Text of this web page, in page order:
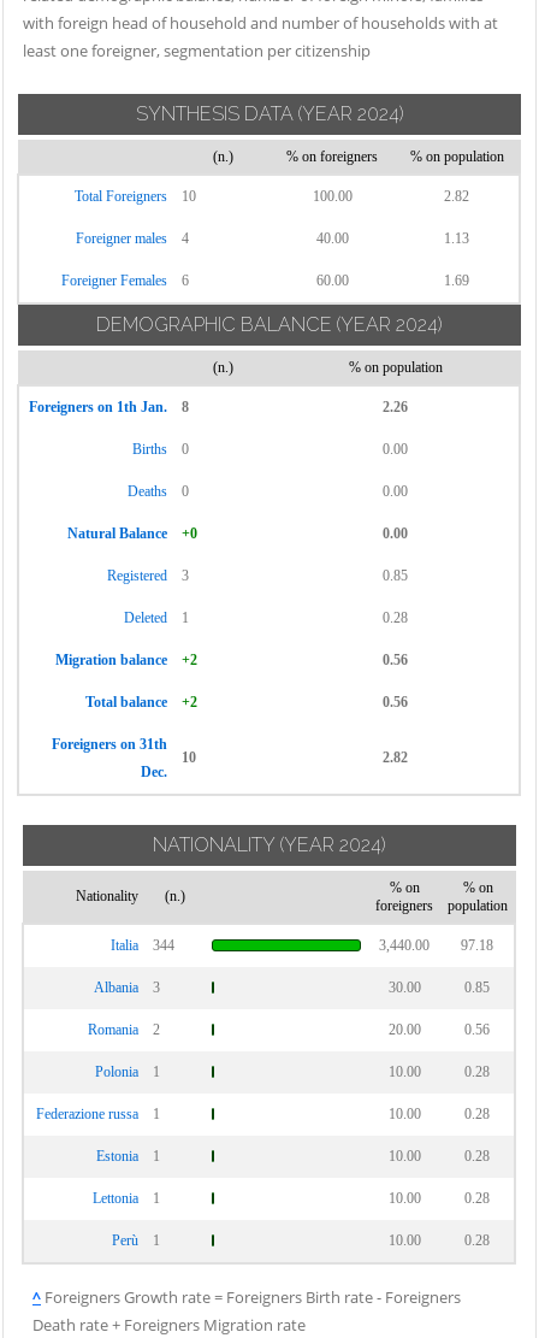
Carbonate
Caslino d'Erba
Casnate con
Cassina Rizzardi
Castelmarte
Bozzente
Cerano d'Intelvi
Claino con
Colonno
Locate Varesino
Lomazzo
Longone al
Segrino
Lurago d'Erba
Lurago Marinone
Lurate Caccivio
Magreglio
Mariano
Comense
Maslianico
Menaggio
Montano Lucino
Montemezzo
Sorico
Sormano
Stazzona
Tavernerio
Torno
Tremezzina
Trezzone
Turate
Uggiate con
Ronago
with foreign head of household and number of households with at
least one foreigner, segmentation per citizenship
SYNTHESIS DATA (YEAR 2024)
(n.) % on foreigners % on population
Total Foreigners 10 100.00 2.82
Foreigner males 4 40.00 1.13
Foreigner Females 6 60.00 1.69
DEMOGRAPHIC BALANCE (YEAR 2024)
(n.) % on population
Foreigners on 1th Jan. 8 2.26
Births 0 0.00
Deaths 0 0.00
Natural Balance +0 0.00
Registered 3 0.85
Deleted 1 0.28
Migration balance +2 0.56
Total balance +2 0.56
Foreigners on 31th
Dec.
10 2.82
NATIONALITY (YEAR 2024)
Nationality (n.)
% on
foreigners
% on
population
Italia 344 3,440.00 97.18
Albania 3 30.00 0.85
Romania 2 20.00 0.56
Polonia 1 10.00 0.28
Federazione russa 1 10.00 0.28
Estonia 1 10.00 0.28
Lettonia 1 10.00 0.28
Perù 1 10.00 0.28
^ Foreigners Growth rate = Foreigners Birth rate - Foreigners
Death rate + Foreigners Migration rate